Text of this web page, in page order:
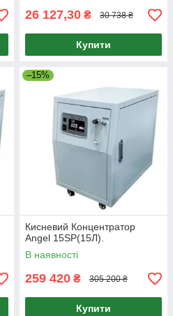
26 127,30 ₴ 30 738 ₴
Купити
–15%
Кисневий Концентратор
Angel 15SP(15Л).
В наявності
259 420 ₴ 305 200 ₴
Купити